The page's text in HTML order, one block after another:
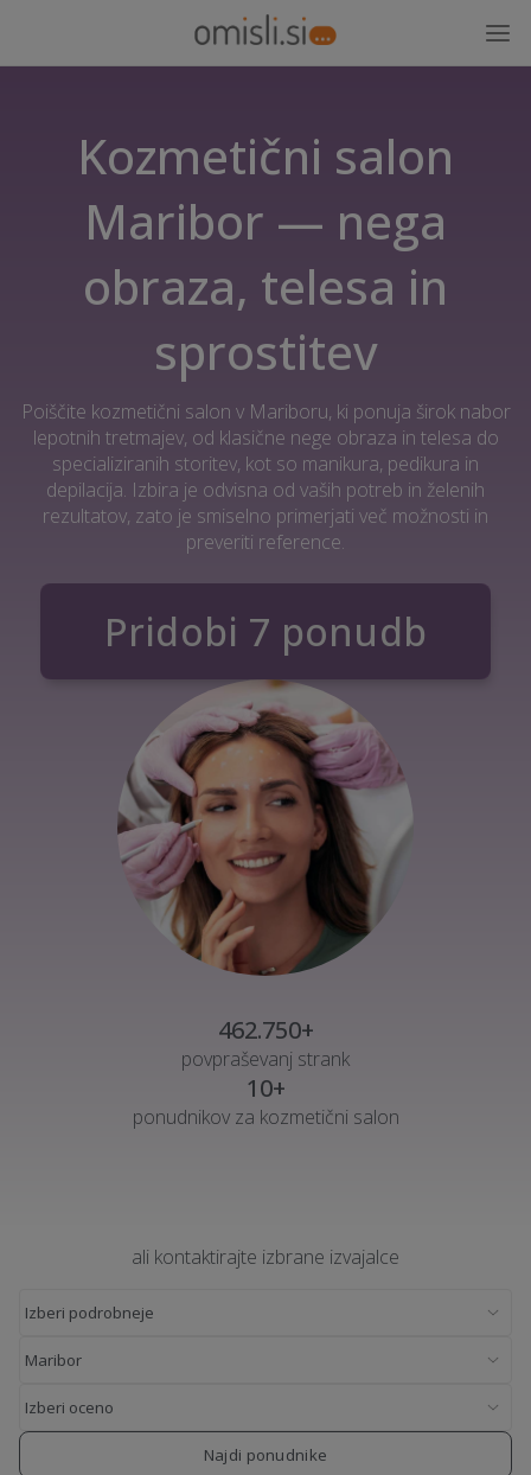
Kozmetični salon
Maribor — nega
obraza, telesa in
sprostitev
Poiščite kozmetični salon v Mariboru, ki ponuja širok nabor
lepotnih tretmajev, od klasične nege obraza in telesa do
specializiranih storitev, kot so manikura, pedikura in
depilacija. Izbira je odvisna od vaših potreb in želenih
rezultatov, zato je smiselno primerjati več možnosti in
preveriti reference.
Pridobi 7 ponudb
462.750+
povpraševanj strank
10+
ponudnikov za kozmetični salon
ali kontaktirajte izbrane izvajalce
Najdi ponudnike